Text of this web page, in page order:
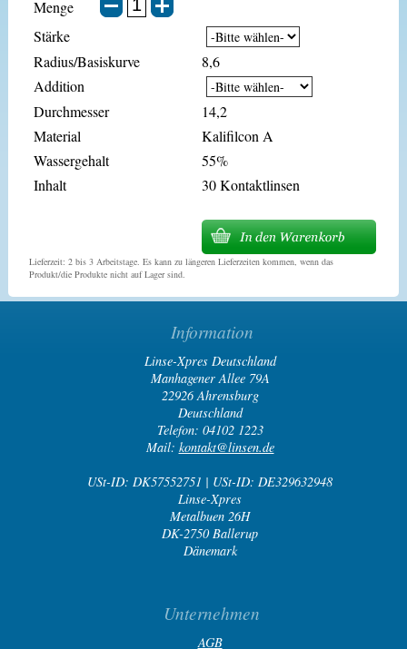
Menge
Stärke
Radius/Basiskurve
8,6
Addition
Durchmesser
14,2
Material
Kalifilcon A
Wassergehalt
55%
Inhalt
30 Kontaktlinsen
Lieferzeit: 2 bis 3 Arbeitstage. Es kann zu längeren Lieferzeiten kommen, wenn das
Produkt/die Produkte nicht auf Lager sind.
Information
Linse-Xpres Deutschland
Manhagener Allee 79A
22926 Ahrensburg
Deutschland
Telefon: 04102 1223
Mail: kontakt@linsen.de
USt-ID: DK57552751 | USt-ID: DE329632948
Linse-Xpres
Metalbuen 26H
DK-2750 Ballerup
Dänemark
Unternehmen
AGB